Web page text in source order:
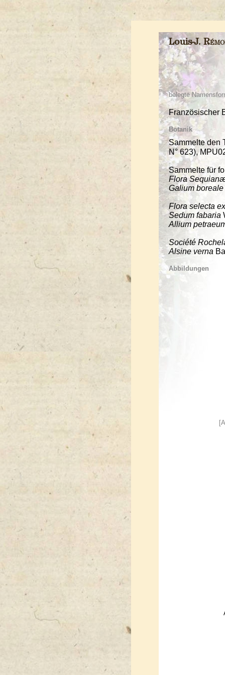
Louis-J.
belegte
Französischer
Botanik
Sammelte den
N° 623),
Sammelte für
Flora
Galium boreale
Flora selecta
Sedum fabaria
Allium
Société
Alsine verna
Abbildungen